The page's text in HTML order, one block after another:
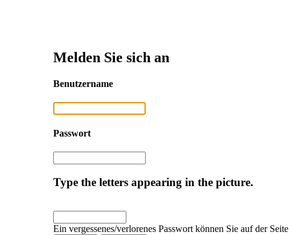
Melden Sie sich an
Benutzername
Passwort
Type the letters appearing in the picture.
Ein vergessenes/verlorenes Passwort können Sie auf der Seite